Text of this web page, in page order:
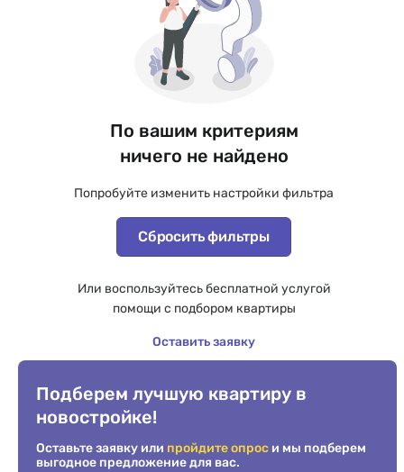
По вашим критериям
ничего не найдено
Попробуйте изменить настройки фильтра
Сбросить фильтры
Или воспользуйтесь бесплатной услугой
помощи с подбором квартиры
Оставить заявку
Подберем лучшую квартиру в
новостройке!
Оставьте заявку или пройдите опрос и мы подберем
выгодное предложение для вас.